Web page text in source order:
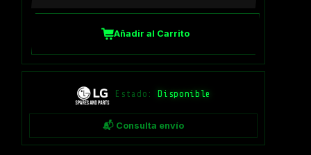
Añadir al Carrito
Estado: Disponible
📬 Consulta envío